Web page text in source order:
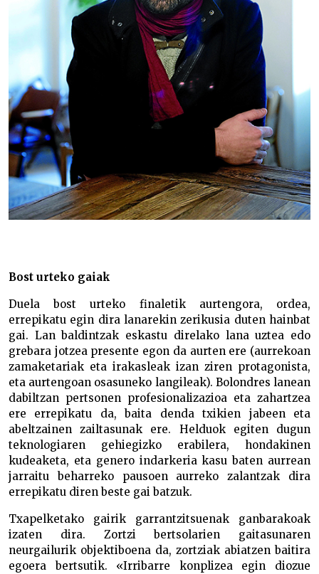
Bost urteko gaiak
Duela bost urteko finaletik aurtengora, ordea,
errepikatu egin dira lanarekin zerikusia duten hainbat
gai. Lan baldintzak eskastu direlako lana uztea edo
grebara jotzea presente egon da aurten ere (aurrekoan
zamaketariak eta irakasleak izan ziren protagonista,
eta aurtengoan osasuneko langileak). Bolondres lanean
dabiltzan pertsonen profesionalizazioa eta zahartzea
ere errepikatu da, baita denda txikien jabeen eta
abeltzainen zailtasunak ere. Helduok egiten dugun
teknologiaren gehiegizko erabilera, hondakinen
kudeaketa, eta genero indarkeria kasu baten aurrean
jarraitu beharreko pausoen aurreko zalantzak dira
errepikatu diren beste gai batzuk.
Txapelketako gairik garrantzitsuenak ganbarakoak
izaten dira. Zortzi bertsolarien gaitasunaren
neurgailurik objektiboena da, zortziak abiatzen baitira
egoera bertsutik. «Irribarre konplizea egin diozue